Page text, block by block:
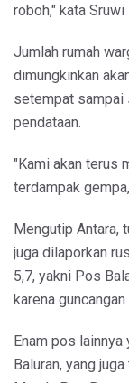
roboh," kata Sruwi
Jumlah rumah
dimungkinkan
setempat sampai
pendataan.
"Kami akan terus
terdampak
Mengutip Antara,
juga dilaporkan
5,7, yakni Pos
karena
Enam pos lainnya
Baluran, yang